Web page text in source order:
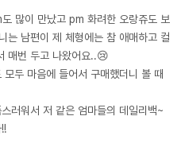
많이 만났고 pm 화려한 오랑쥬도 보
는 남편이 제 체형에는 참 애매하고 컬
매번 두고 나왔어요..😢
두 마음에 들어서 구매했더니 볼 때
러워서 저 같은 엄마들의 데일리백~